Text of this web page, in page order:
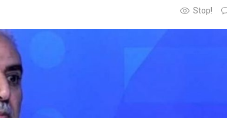
Stop!